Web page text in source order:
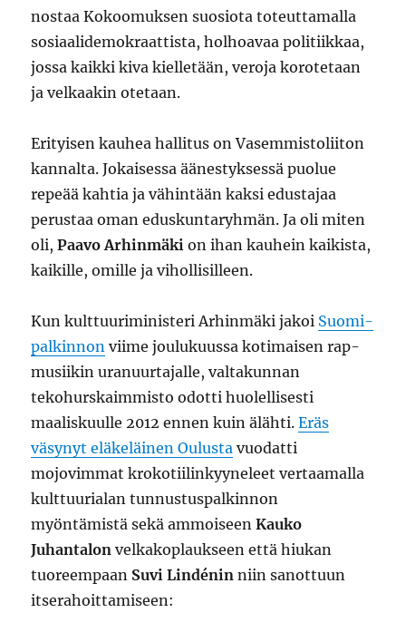
nostaa Kokoomuksen suosiota toteuttamalla
sosiaalidemokraattista, holhoavaa politiikkaa,
jossa kaikki kiva kielletään, veroja korotetaan
ja velkaakin otetaan.
Erityisen kauhea hallitus on Vasemmistoliiton
kannalta. Jokaisessa äänestyksessä puolue
repeää kahtia ja vähintään kaksi edustajaa
perustaa oman eduskuntaryhmän. Ja oli miten
oli,Paavo Arhinmäki on ihan kauhein kaikista,
kaikille, omille ja vihollisilleen.
Kun kulttuuriministeri Arhinmäki jakoi Suomi-
palkinnon viime joulukuussa kotimaisen rap-
musiikin uranuurtajalle, valtakunnan
tekohurskaimmisto odotti huolellisesti
maaliskuulle 2012 ennen kuin älähti.Eräs
väsynyt eläkeläinen Oulusta vuodatti
mojovimmat krokotiilinkyyneleet vertaamalla
kulttuurialan tunnustuspalkinnon
myöntämistä sekä ammoiseenKauko
Juhantalon velkakoplaukseen että hiukan
tuoreempaan Suvi Lindénin niin sanottuun
itserahoittamiseen: